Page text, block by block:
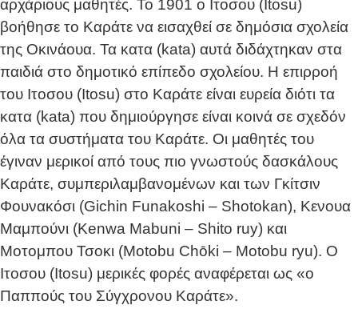
αρχάριους μαθητές. Το 1901 ο Ιτοσου (Itosu)
βοήθησε το Καράτε να εισαχθεί σε δημόσια σχολεία
της Οκινάουα. Τα κατα (kata) αυτά διδάχτηκαν στα
παιδιά στο δημοτικό επίπεδο σχολείου. Η επιρροή
του Ιτοσου (Itosu) στο Καράτε είναι ευρεία διότι τα
κατα (kata) που δημιούργησε είναι κοινά σε σχεδόν
όλα τα συστήματα του Καράτε. Οι μαθητές του
έγιναν μερικοί από τους πιο γνωστούς δασκάλους
Καράτε, συμπεριλαμβανομένων και των Γκίτσιν
Φουνακόσι (Gichin Funakoshi – Shotokan), Κενουα
Μαμπούνι (Kenwa Mabuni – Shito ruy) και
Μοτομπου Τσοκι (Motobu Chōki – Motobu ryu). Ο
Ιτοσου (Itosu) μερικές φορές αναφέρεται ως «ο
Παππούς του Σύγχρονου Καράτε».